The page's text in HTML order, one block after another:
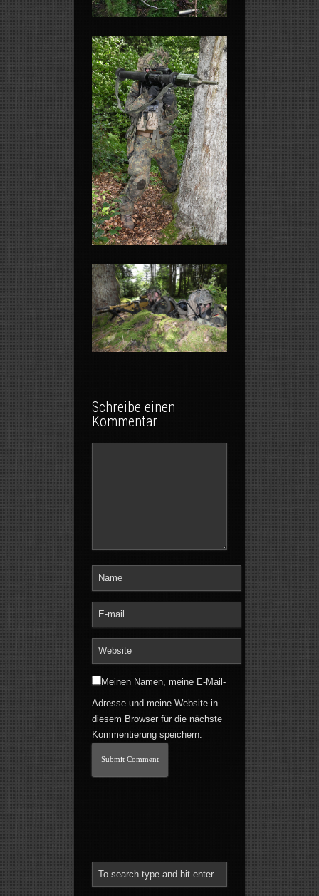
Schreibe einen
Kommentar
Meinen Namen, meine E-Mail-
Adresse und meine Website in
diesem Browser für die nächste
Kommentierung speichern.